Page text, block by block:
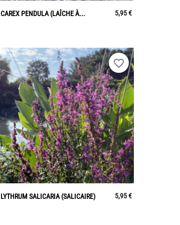
 Aperçu rapide
CAREX PENDULA (LAÎCHE À... 5,95 €
Aperçu rapide
LYTHRUM SALICARIA (SALICAIRE) 5,95 €
favorite_border